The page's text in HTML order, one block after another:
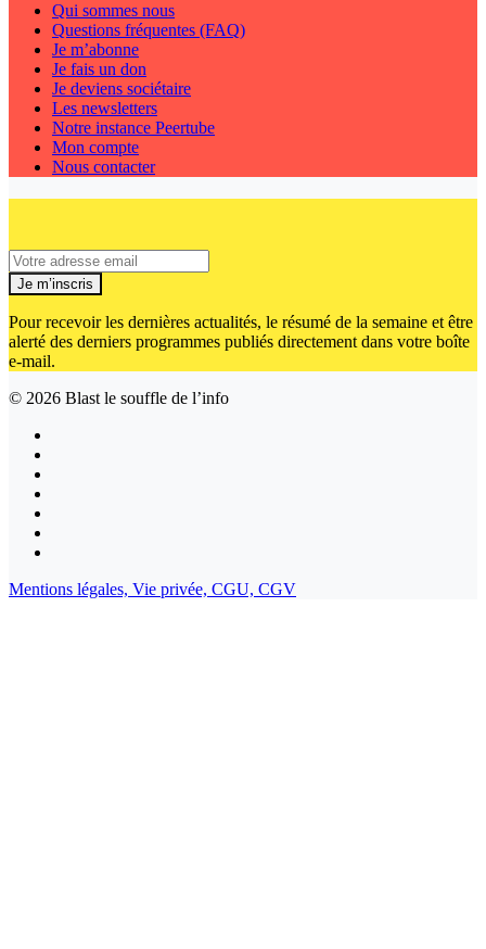
Qui sommes nous
Questions fréquentes (FAQ)
Je m’abonne
Je fais un don
Je deviens sociétaire
Les newsletters
Notre instance Peertube
Mon compte
Nous contacter
Je m’inscris
Pour recevoir les dernières actualités, le résumé de la semaine et être
alerté des derniers programmes publiés directement dans votre boîte
e-mail.
© 2026 Blast le souffle de l’info
Mentions légales, Vie privée, CGU, CGV